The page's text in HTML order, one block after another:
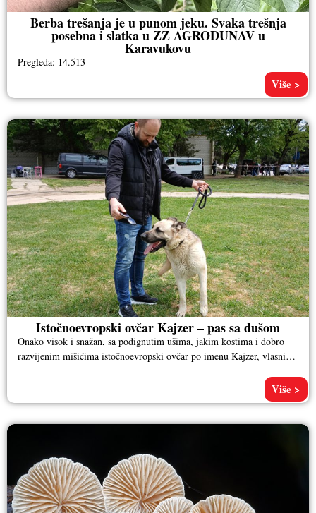
Berba trešanja je u punom jeku. Svaka trešnja
posebna i slatka u ZZ AGRODUNAV u
Karavukovu
Pregleda: 14.513
Više >
Istočnoevropski ovčar Kajzer – pas sa dušom
Onako visok i snažan, sa podignutim ušima, jakim kostima i dobro
razvijenim mišićima istočnoevropski ovčar po imenu Kajzer, vlasnika
Više >